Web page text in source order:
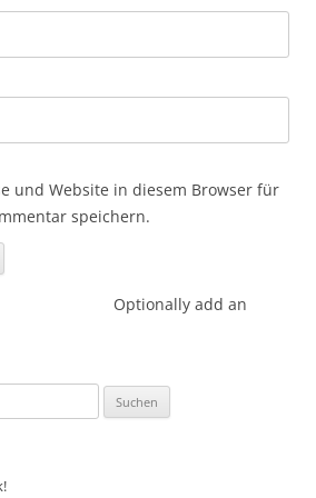
und Website in diesem Browser für
speichern.
Optionally add an